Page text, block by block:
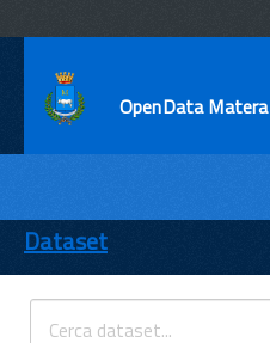
OpenData Matera
ENTI
TEMI
INFORMAZIONI
Dataset